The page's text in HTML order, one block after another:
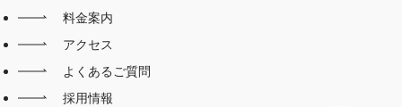
料金案内
アクセス
よくあるご質問
採用情報